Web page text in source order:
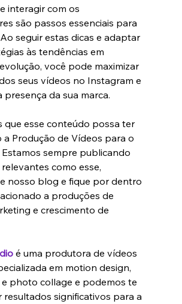
interagir com os
são passos essenciais para
seguir estas dicas e adaptar
às tendências em
você pode maximizar
seus vídeos no Instagram e
presença da sua marca.
que esse conteúdo possa ter
a Produção de Vídeos para o
Estamos sempre publicando
como esse,
nosso blog e fique por dentro
a produções de
e crescimento de
é uma produtora de vídeos
em motion design,
e photo collage e podemos te
resultados significativos para a